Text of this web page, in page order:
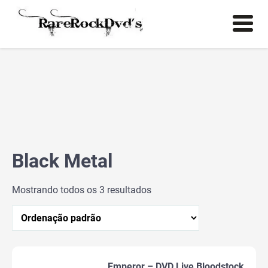
Black Metal
Mostrando todos os 3 resultados